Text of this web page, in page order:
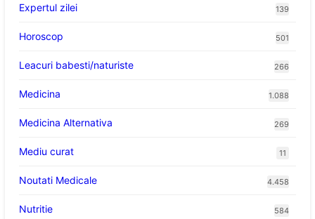
Expertul zilei 139
Horoscop 501
Leacuri babesti/naturiste 266
Medicina 1.088
Medicina Alternativa 269
Mediu curat 11
Noutati Medicale 4.458
Nutritie 584